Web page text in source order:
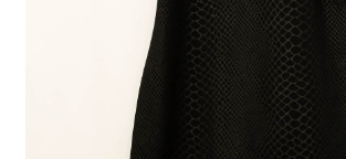
Política de privacidade